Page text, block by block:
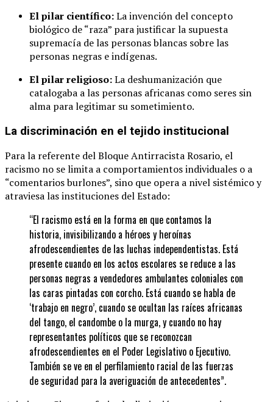
El pilar científico:La invención del concepto
biológico de “raza” para justificar la supuesta
supremacía de las personas blancas sobre las
personas negras e indígenas.
El pilar religioso:La deshumanización que
catalogaba a las personas africanas como seres sin
alma para legitimar su sometimiento.
La discriminación en el tejido institucional
Para la referente del Bloque Antirracista Rosario, el
racismo no se limita a comportamientos individuales o a
“comentarios burlones”, sino que opera a nivel sistémico y
atraviesa las instituciones del Estado:
“El racismo está en la forma en que contamos la
historia, invisibilizando a héroes y heroínas
afrodescendientes de las luchas independentistas. Está
presente cuando en los actos escolares se reduce a las
personas negras a vendedores ambulantes coloniales con
las caras pintadas con corcho. Está cuando se habla de
‘trabajo en negro’, cuando se ocultan las raíces africanas
del tango, el candombe o la murga, y cuando no hay
representantes políticos que se reconozcan
afrodescendientes en el Poder Legislativo o Ejecutivo.
También se ve en el perfilamiento racial de las fuerzas
de seguridad para la averiguación de antecedentes”.